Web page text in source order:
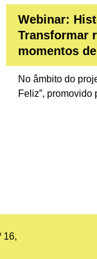
Webinar:
Transformar
momentos
No âmbito do
Feliz”, promovido
16,